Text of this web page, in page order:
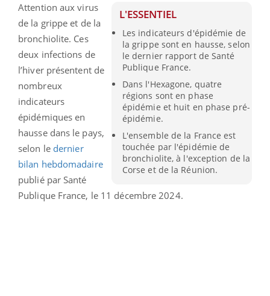
L'ESSENTIEL
Les indicateurs d'épidémie de
la grippe sont en hausse, selon
le dernier rapport de Santé
Publique France.
Dans l'Hexagone, quatre
régions sont en phase
épidémie et huit en phase pré-
épidémie.
L'ensemble de la France est
touchée par l'épidémie de
bronchiolite, à l'exception de la
Corse et de la Réunion.
Attention aux virus
de la grippe et de la
bronchiolite. Ces
deux infections de
l’hiver présentent de
nombreux
indicateurs
épidémiques en
hausse dans le pays,
selon le dernier
bilan hebdomadaire
publié par Santé
Publique France, le 11 décembre 2024.